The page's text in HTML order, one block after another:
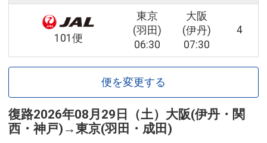
101便
東京
(羽田)
06:30
大阪
(伊丹)
07:30
4
便を変更する
復路2026年08月29日（土） 大阪(伊丹・関
西・神戸) →東京(羽田・成田)